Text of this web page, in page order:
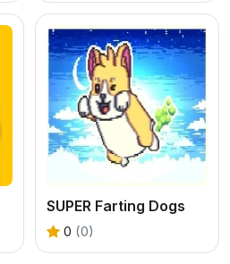
SUPER Farting Dogs
0 (0)